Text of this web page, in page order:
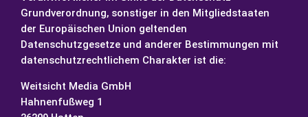
Grundverordnung, sonstiger in den Mitgliedstaaten
der Europäischen Union geltenden
Datenschutzgesetze und anderer Bestimmungen mit
datenschutzrechtlichem Charakter ist die:
Weitsicht Media GmbH
Hahnenfußweg 1